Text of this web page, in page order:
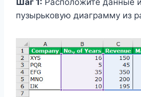
пузырьковую диаграмму из